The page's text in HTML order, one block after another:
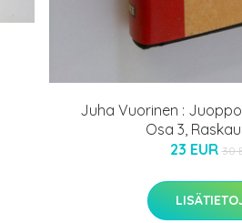
Juha Vuorinen :
Osa 3,
23 EUR 30